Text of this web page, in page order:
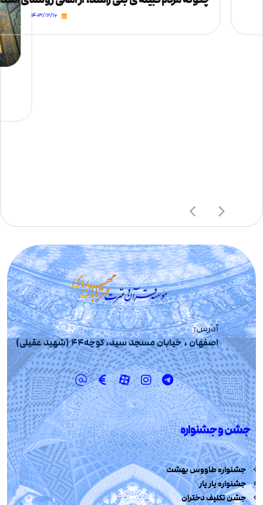
۱۴۰۳/۱۲/۱۶
آدرس:
اصفهان ، خیابان مسجد سید، کوچه44 (شهید عقیلی)
جشن و جشنواره
جشنواره طاووس بهشت
جشنواره یار یار
جشن تکلیف دختران